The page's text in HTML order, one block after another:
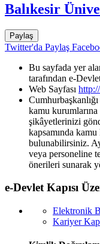
Balıkesir
Paylaş
Twitter'da Paylaş
Bu sayfada yer
tarafından e-
Web Sayfası
kamu
şikâyetlerinizi
kapsamında
bulunabilirsiniz.
veya personeline
önerileri sunarak
e-Devlet Kapısı
Elektronik
Kariyer